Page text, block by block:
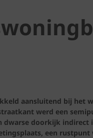
aansluitend bij het
werd een
dwarse doorkijk
een rustpunt